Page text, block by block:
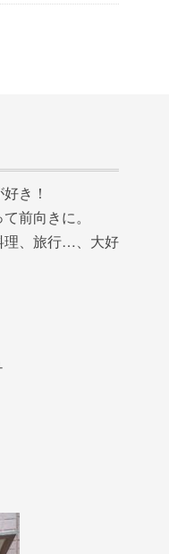
き！
前向きに。
理、旅行…、大好